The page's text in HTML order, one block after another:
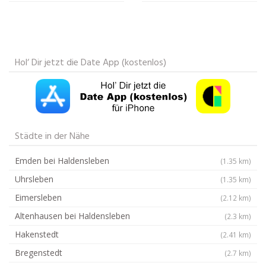
Hol‘ Dir jetzt die Date App (kostenlos)
Städte in der Nähe
Emden bei Haldensleben (1.35 km)
Uhrsleben (1.35 km)
Eimersleben (2.12 km)
Altenhausen bei Haldensleben (2.3 km)
Hakenstedt (2.41 km)
Bregenstedt (2.7 km)